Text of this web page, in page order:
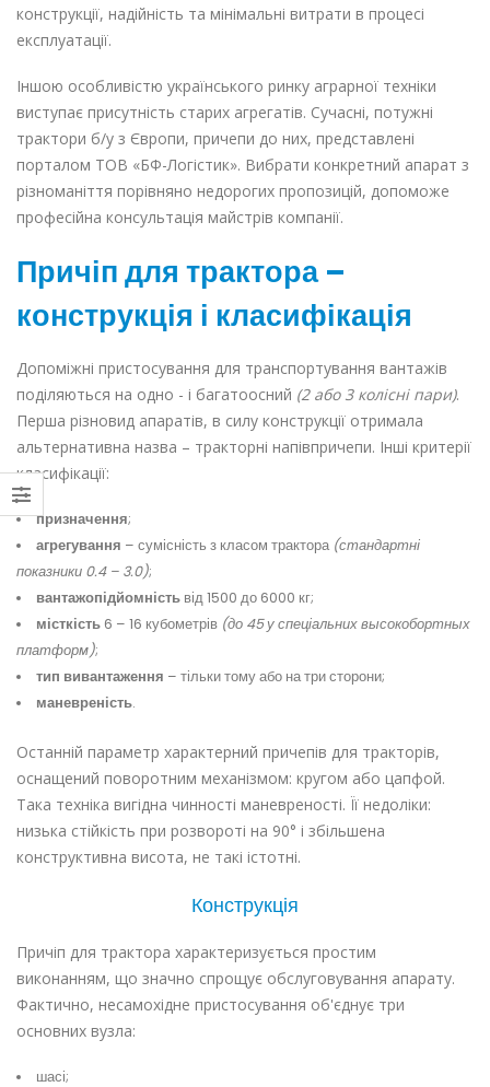
конструкції, надійність та мінімальні витрати в процесі
експлуатації.
Іншою особливістю українського ринку аграрної техніки
виступає присутність старих агрегатів. Сучасні, потужні
трактори б/у з Європи, причепи до них, представлені
порталом ТОВ «БФ-Логістик». Вибрати конкретний апарат з
різноманіття порівняно недорогих пропозицій, допоможе
професійна консультація майстрів компанії.
Причіп для трактора –
конструкція і класифікація
Допоміжні пристосування для транспортування вантажів
поділяються на одно - і багатоосний (2 або 3 колісні пари).
Перша різновид апаратів, в силу конструкції отримала
альтернативна назва – тракторні напівпричепи. Інші критерії
класифікації:
призначення;
агрегування – сумісність з класом трактора (стандартні
показники 0.4 – 3.0);
вантажопідйомністьвід 1500 до 6000 кг;
місткість6 – 16 кубометрів (до 45 у спеціальних высокобортных
платформ);
тип вивантаження – тільки тому або на три сторони;
маневреність.
Останній параметр характерний причепів для тракторів,
оснащений поворотним механізмом: кругом або цапфой.
Така техніка вигідна чинності маневреності. Її недоліки:
низька стійкість при розвороті на 90° і збільшена
конструктивна висота, не такі істотні.
Конструкція
Причіп для трактора характеризується простим
виконанням, що значно спрощує обслуговування апарату.
Фактично, несамохідне пристосування об'єднує три
основних вузла:
шасі;